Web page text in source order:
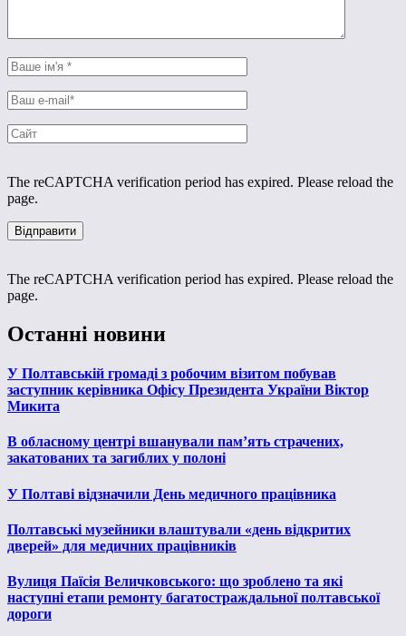
The reCAPTCHA verification period has expired. Please reload the
page.
The reCAPTCHA verification period has expired. Please reload the
page.
Останні новини
У Полтавській громаді з робочим візитом побував
заступник керівника Офісу Президента України Віктор
Микита
В обласному центрі вшанували пам’ять страчених,
закатованих та загиблих у полоні
У Полтаві відзначили День медичного працівника
Полтавські музейники влаштували «день відкритих
дверей» для медичних працівників
Вулиця Паїсія Величковського: що зроблено та які
наступні етапи ремонту багатостраждальної полтавської
дороги